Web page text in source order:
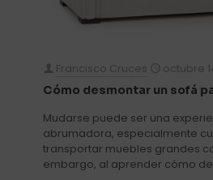
Francisco Cruces octubre
Cómo desmontar un sofá
Mudarse puede ser una
abrumadora, especialmente
transportar muebles grandes
embargo, al aprender cómo